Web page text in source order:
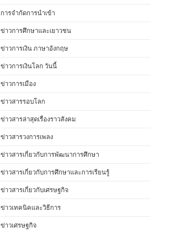
การจำกัดการนำเข้า
ข่าวการศึกษาและเยาวชน
ข่าวการเงิน ภาษาอังกฤษ
ข่าวการเงินโลก วันนี้
ข่าวการเมือง
ข่าวสารรอบโลก
ข่าวสารล่าสุดเรื่องราวสังคม
ข่าวสารวงการเพลง
ข่าวสารเกี่ยวกับการพัฒนาการศึกษา
ข่าวสารเกี่ยวกับการศึกษาและการเรียนรู้
ข่าวสารเกี่ยวกับเศรษฐกิจ
ข่าวเทคนิคและวิธีการ
ข่าวเศรษฐกิจ